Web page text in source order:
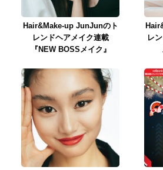
Hair&Make-up JunJunのト
レンドヘアメイク連載
『NEW BOSSメイク』
レ